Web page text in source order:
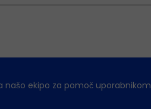
ekipo za pomoč uporabnikom